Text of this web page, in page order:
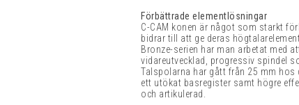
Förbättrade elementlösningar
C-CAM konen är något som starkt
bidrar till att ge deras
Bronze-serien har man arbetat med
vidareutvecklad, progressiv spindel
Talspolarna har gått från 25 mm hos
ett utökat basregister samt högre
och artikulerad.